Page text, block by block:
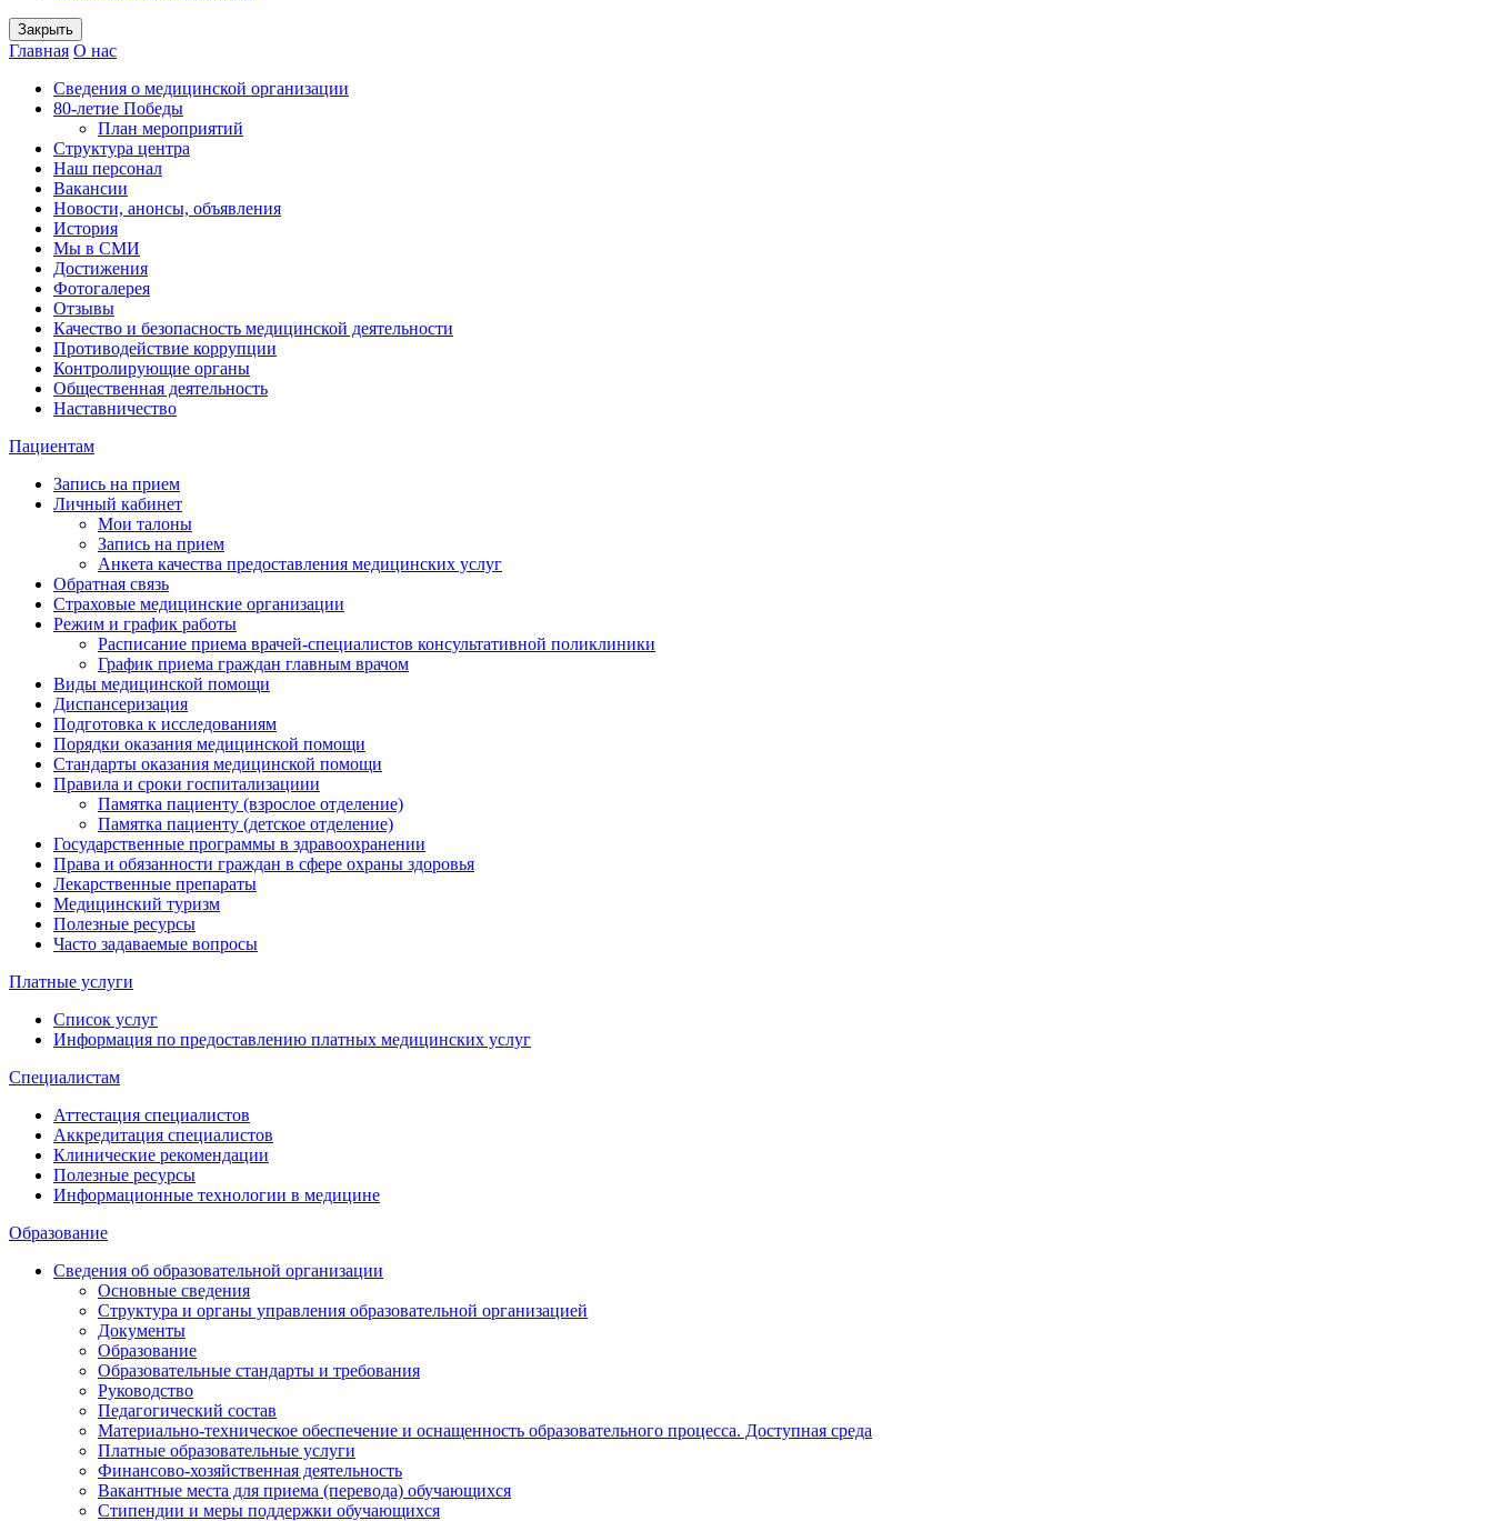
Закрыть
Главная О нас
Сведения о медицинской организации
80-летие Победы
План мероприятий
Структура центра
Наш персонал
Вакансии
Новости, анонсы, объявления
История
Мы в СМИ
Достижения
Фотогалерея
Отзывы
Качество и безопасность медицинской деятельности
Противодействие коррупции
Контролирующие органы
Общественная деятельность
Наставничество
Пациентам
Запись на прием
Личный кабинет
Мои талоны
Запись на прием
Анкета качества предоставления медицинских услуг
Обратная связь
Страховые медицинские организации
Режим и график работы
Расписание приема врачей-специалистов консультативной поликлиники
График приема граждан главным врачом
Виды медицинской помощи
Диспансеризация
Подготовка к исследованиям
Порядки оказания медицинской помощи
Стандарты оказания медицинской помощи
Правила и сроки госпитализациии
Памятка пациенту (взрослое отделение)
Памятка пациенту (детское отделение)
Государственные программы в здравоохранении
Права и обязанности граждан в сфере охраны здоровья
Лекарственные препараты
Медицинский туризм
Полезные ресурсы
Часто задаваемые вопросы
Платные услуги
Список услуг
Информация по предоставлению платных медицинских услуг
Специалистам
Аттестация специалистов
Аккредитация специалистов
Клинические рекомендации
Полезные ресурсы
Информационные технологии в медицине
Образование
Сведения об образовательной организации
Основные сведения
Структура и органы управления образовательной организацией
Документы
Образование
Образовательные стандарты и требования
Руководство
Педагогический состав
Материально-техническое обеспечение и оснащенность образовательного процесса. Доступная среда
Платные образовательные услуги
Финансово-хозяйственная деятельность
Вакантные места для приема (перевода) обучающихся
Стипендии и меры поддержки обучающихся